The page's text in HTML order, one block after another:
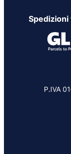
Spedizioni
P.IVA